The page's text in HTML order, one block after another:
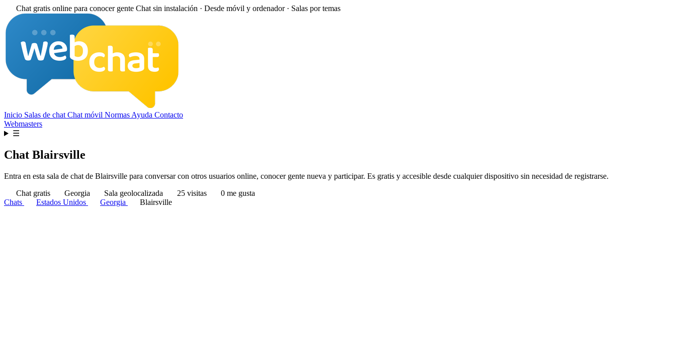
Chat gratis online para conocer gente Chat sin instalación · Desde móvil y ordenador · Salas por temas
Inicio Salas de chat Chat móvil Normas Ayuda Contacto
Webmasters
☰
Chat Blairsville
Entra en esta sala de chat de Blairsville para conversar con otros usuarios online, conocer gente nueva y participar. Es gratis y accesible desde cualquier dispositivo sin necesidad de registrarse.
Chat gratis
Georgia Sala geolocalizada 25 visitas
0 me gusta
Chats
Estados Unidos Georgia Blairsville